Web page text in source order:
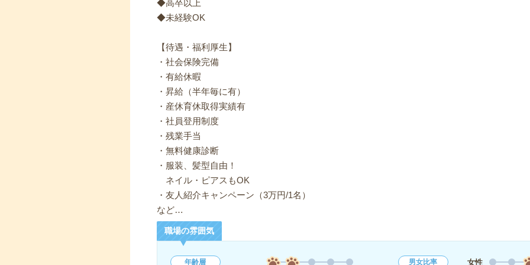
◆高卒以上
◆未経験OK
【待遇・福利厚生】
・社会保険完備
・有給休暇
・昇給（半年毎に有）
・産休育休取得実績有
・社員登用制度
・残業手当
・無料健康診断
・服装、髪型自由！
ネイル・ピアスもOK
・友人紹介キャンペーン（3万円/1名）
など…
職場の雰囲気
年齢層 男女比率 女性